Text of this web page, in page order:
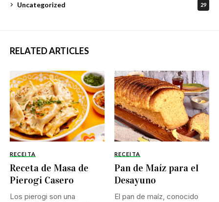
Uncategorized 29
RELATED ARTICLES
RECEITA
Receta de Masa de
Pierogi Casero
Los pierogi son una
RECEITA
Pan de Maíz para el
Desayuno
El pan de maíz, conocido